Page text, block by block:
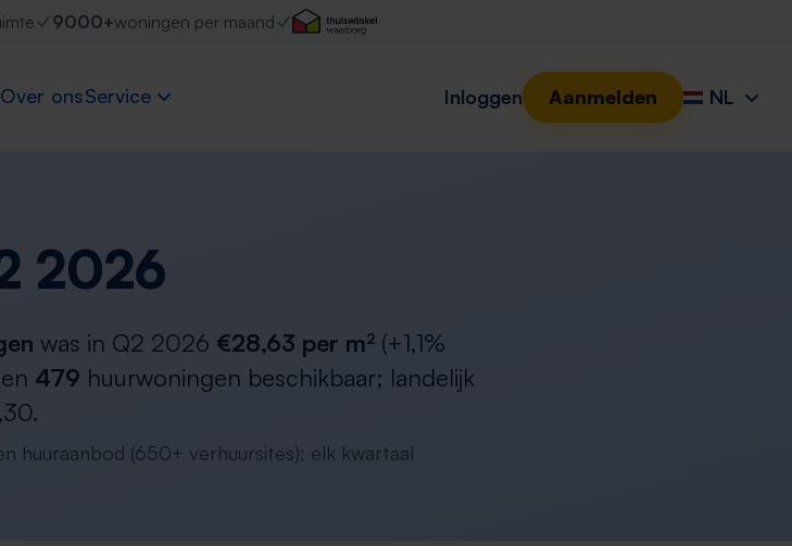
9000+woningen per maand
Over onsService Inloggen Aanmelden NL
2026
was in Q2 2026 €28,63 per m² (+1,1%
479 huurwoningen beschikbaar; landelijk
huuraanbod (650+ verhuursites); elk kwartaal